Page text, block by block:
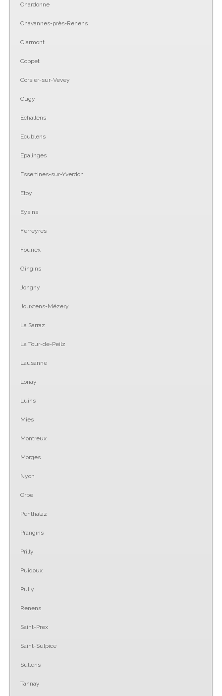
Chardonne
Chavannes-près-Renens
Clarmont
Coppet
Corsier-sur-Vevey
Cugy
Echallens
Ecublens
Epalinges
Essertines-sur-Yverdon
Etoy
Eysins
Ferreyres
Founex
Gingins
Jongny
Jouxtens-Mézery
La Sarraz
La Tour-de-Peilz
Lausanne
Lonay
Luins
Mies
Montreux
Morges
Nyon
Orbe
Penthalaz
Prangins
Prilly
Puidoux
Pully
Renens
Saint-Prex
Saint-Sulpice
Sullens
Tannay